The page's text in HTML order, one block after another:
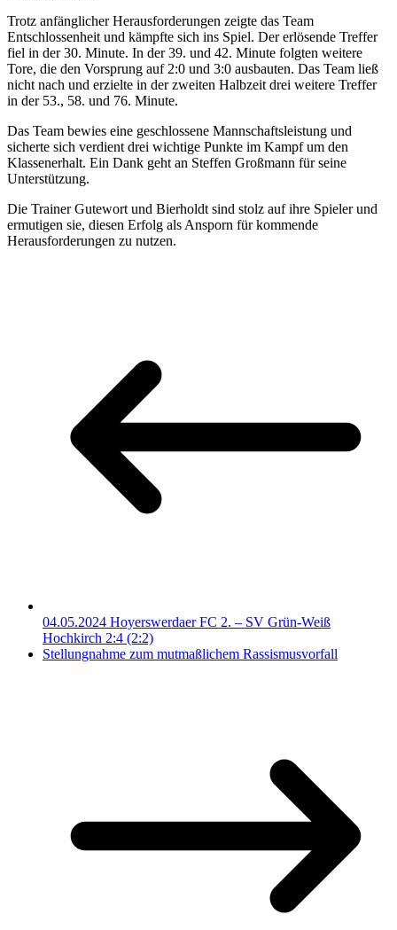
Trotz anfänglicher Herausforderungen zeigte das Team
Entschlossenheit und kämpfte sich ins Spiel. Der erlösende Treffer
fiel in der 30. Minute. In der 39. und 42. Minute folgten weitere
Tore, die den Vorsprung auf 2:0 und 3:0 ausbauten. Das Team ließ
nicht nach und erzielte in der zweiten Halbzeit drei weitere Treffer
in der 53., 58. und 76. Minute.
Das Team bewies eine geschlossene Mannschaftsleistung und
sicherte sich verdient drei wichtige Punkte im Kampf um den
Klassenerhalt. Ein Dank geht an Steffen Großmann für seine
Unterstützung.
Die Trainer Gutewort und Bierholdt sind stolz auf ihre Spieler und
ermutigen sie, diesen Erfolg als Ansporn für kommende
Herausforderungen zu nutzen.
04.05.2024 Hoyerswerdaer FC 2. – SV Grün-Weiß
Hochkirch 2:4 (2:2)
Stellungnahme zum mutmaßlichem Rassismusvorfall